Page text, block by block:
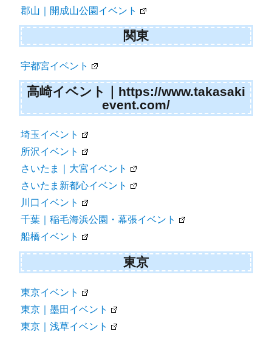
郡山｜開成山公園イベント
関東
宇都宮イベント
高崎イベント｜https://www.takasaki
event.com/
埼玉イベント
所沢イベント
さいたま｜大宮イベント
さいたま新都心イベント
川口イベント
千葉｜稲毛海浜公園・幕張イベント
船橋イベント
東京
東京イベント
東京｜墨田イベント
東京｜浅草イベント